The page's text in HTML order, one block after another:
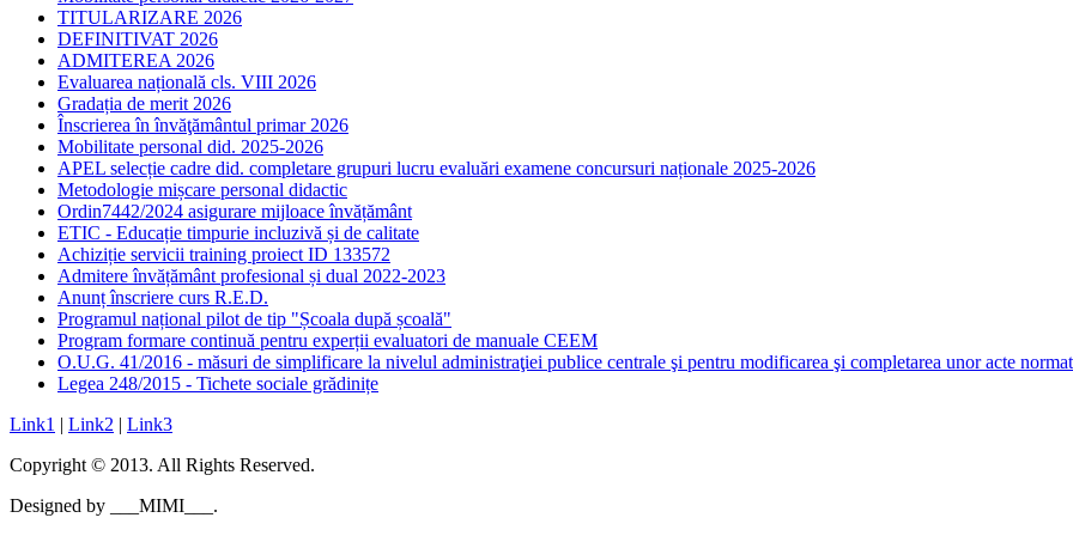
TITULARIZARE 2026
DEFINITIVAT 2026
ADMITEREA 2026
Evaluarea națională cls. VIII 2026
Gradația de merit 2026
Înscrierea în învăţământul primar 2026
Mobilitate personal did. 2025-2026
APEL selecție cadre did. completare grupuri lucru evaluări examene concursuri naționale 2025-2026
Metodologie mișcare personal didactic
Ordin7442/2024 asigurare mijloace învățământ
ETIC - Educație timpurie incluzivă și de calitate
Achiziție servicii training proiect ID 133572
Admitere învățământ profesional și dual 2022-2023
Anunț înscriere curs R.E.D.
Programul național pilot de tip "Școala după școală"
Program formare continuă pentru experții evaluatori de manuale CEEM
O.U.G. 41/2016 - măsuri de simplificare la nivelul administraţiei publice centrale şi pentru modificarea şi completarea unor acte
Legea 248/2015 - Tichete sociale grădinițe
Link1 | Link2 | Link3
Copyright © 2013. All Rights Reserved.
Designed by ___MIMI___.